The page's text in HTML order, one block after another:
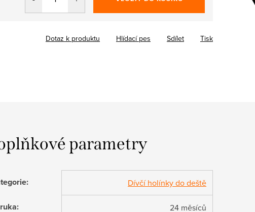
Tisk
Dotaz k produktu Hlídací pes Sdílet
parametry
: Dívčí holínky do deště
: 24 měsíců